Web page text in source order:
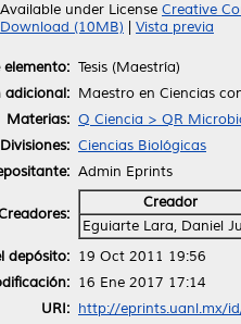
Available under License Creative
Download (10MB)
Vista previa
elemento: Tesis (Maestría)
adicional: Maestro en Ciencias
Materias: Q Ciencia > QR
Divisiones: Ciencias Biológicas
Admin Eprints
Creador
Eguiarte Lara, Daniel
depósito: 19 Oct 2011 19:56
16 Ene 2017 17:14
URI: http://eprints.uanl.mx/